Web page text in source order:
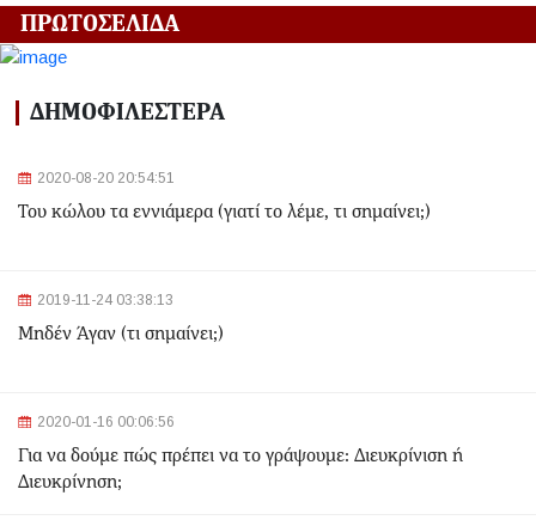
Αλλαγές στα δρομολόγια του Μετρό και του Τραμ λόγω
2024-03-22 11:07:47
Ομόνοια: Ριφιφί σε κοσμηματοπωλείο - Άρπαξαν
2024-03-22 10:52:10
Σεισμός 4,7 Ρίχτερ ανοιχτά της Κέρκυρας
σκουπίδια
ΠΡΩΤΟΣΕΛΙΔΑ
ΔΗΜΟΦΙΛΕΣΤΕΡΑ
2020-08-20 20:54:51
Του κώλου τα εννιάμερα (γιατί το λέμε, τι σημαίνει;)
2019-11-24 03:38:13
Μηδέν Άγαν (τι σημαίνει;)
2020-01-16 00:06:56
Για να δούμε πώς πρέπει να το γράψουμε: Διευκρίνιση ή
Διευκρίνηση;